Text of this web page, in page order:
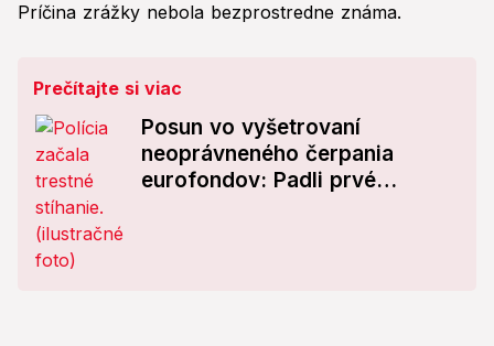
Príčina zrážky nebola bezprostredne známa.
Prečítajte si viac
Posun vo vyšetrovaní
neoprávneného čerpania
eurofondov: Padli prvé